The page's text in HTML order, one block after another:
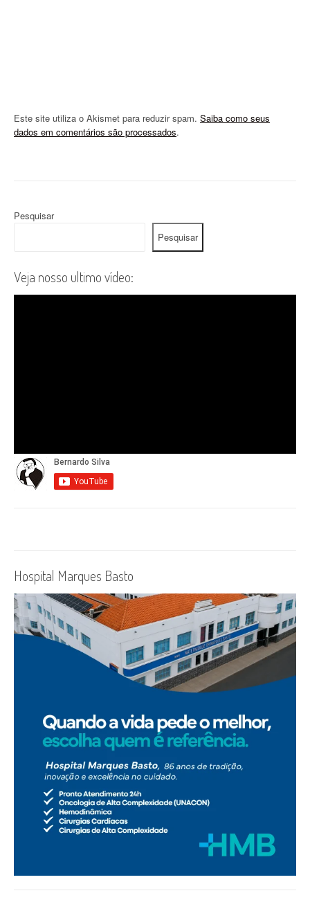
Este site utiliza o Akismet para reduzir spam. Saiba como seus
dados em comentários são processados.
Pesquisar
Pesquisar
Veja nosso ultimo vídeo:
Hospital Marques Basto